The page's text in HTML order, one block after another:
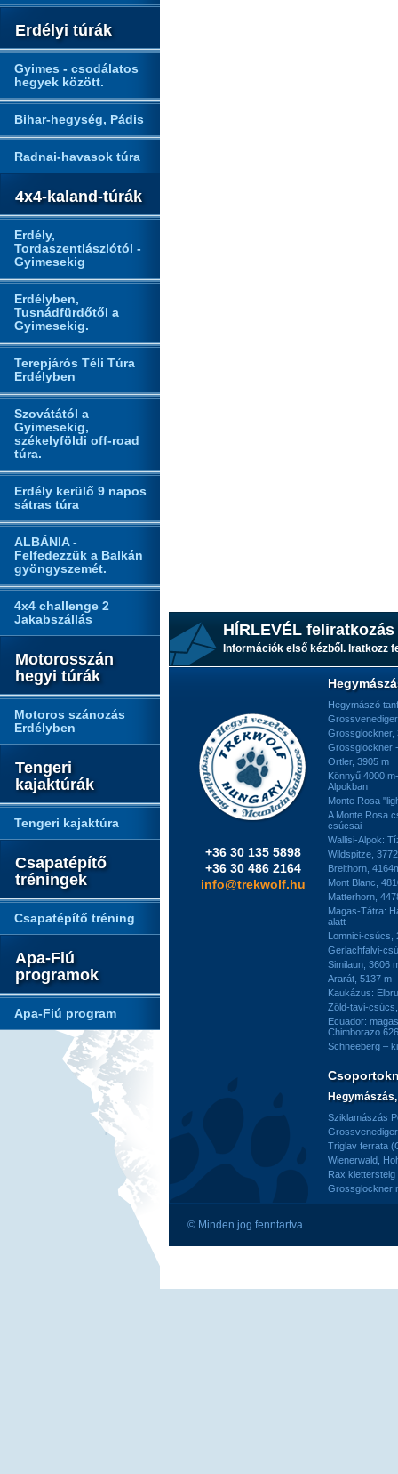
Erdélyi túrák
Gyimes - csodálatos
hegyek között.
Bihar-hegység, Pádis
Radnai-havasok túra
4x4-kaland-túrák
Erdély,
Tordaszentlászlótól -
Gyimesekig
Erdélyben,
Tusnádfürdőtől a
Gyimesekig.
Terepjárós Téli Túra
Erdélyben
Szovátától a
Gyimesekig,
székelyföldi off-road
túra.
Erdély kerülő 9 napos
sátras túra
ALBÁNIA -
Felfedezzük a Balkán
gyöngyszemét.
4x4 challenge 2
Jakabszállás
Motorosszán
hegyi túrák
Motoros szánozás
Erdélyben
Tengeri
kajaktúrák
Tengeri kajaktúra
Csapatépítő
tréningek
Csapatépítő tréning
Apa-Fiú
programok
Apa-Fiú program
HÍRLEVÉL feliratkozás
Információk első kézből. Iratkozz
+36 30 135 5898
+36 30 486 2164
info@trekwolf.hu
Hegymászó
Grossglockner,
Grossglockner
Ortler, 3905 m
Könnyű 4000
Alpokban
Monte Rosa
A Monte Rosa
csúcsai
Wallisi-Alpok:
Wildspitze,
Breithorn,
Mont Blanc,
Matterhorn,
Magas-Tátra:
alatt
Lomnici-csúcs,
Gerlachfalvi-
Similaun, 3606
Ararát, 5137 m
Kaukázus:
Zöld-tavi-
Ecuador:
Chimborazo
Schneeberg –
Sziklamászás
Triglav ferrata
Wienerwald,
Rax
Grossglockner
© Minden jog fenntartva.